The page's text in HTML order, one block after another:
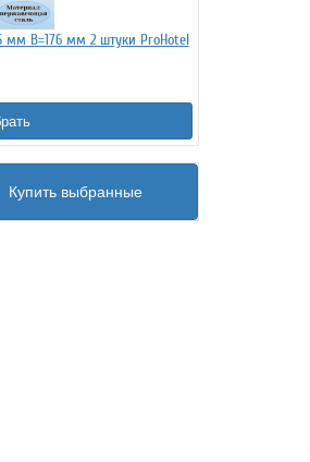
мм B=176 мм 2 штуки ProHotel
Купить выбранные